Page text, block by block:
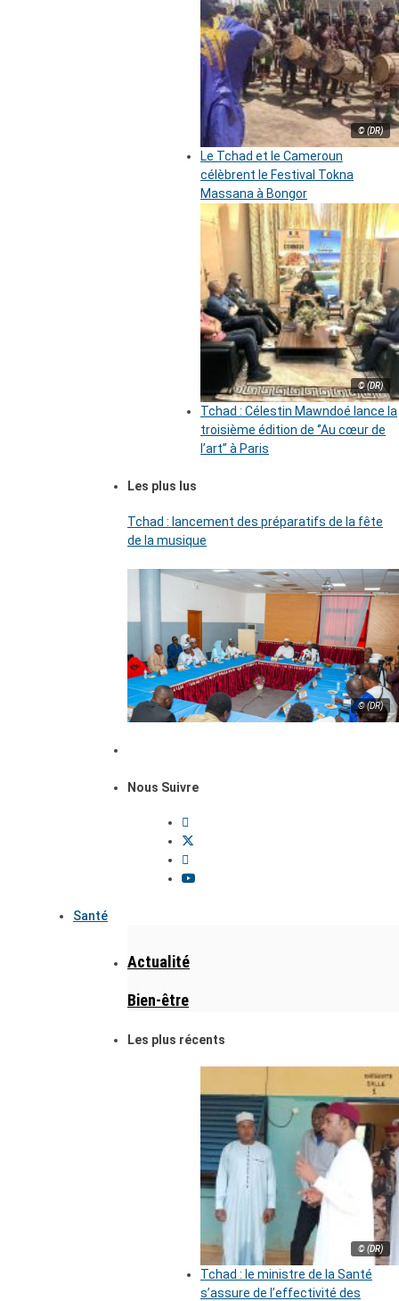
© (DR)
Le Tchad et le Cameroun
célèbrent le Festival Tokna
Massana à Bongor
© (DR)
Tchad : Célestin Mawndoé lance la
troisième édition de ‘’Au cœur de
l’art’’ à Paris
Les plus lus
Tchad : lancement des préparatifs de la fête
de la musique
© (DR)
Nous Suivre
Santé
Actualité
Bien-être
Les plus récents
© (DR)
Tchad : le ministre de la Santé
s’assure de l’effectivité des